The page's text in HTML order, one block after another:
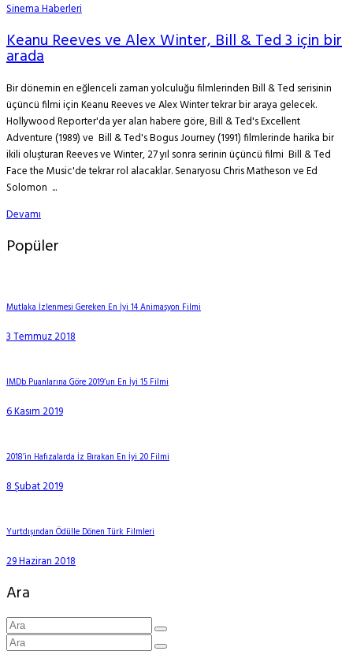
Sinema Haberleri
Keanu Reeves ve Alex Winter, Bill & Ted 3 için bir
arada
Bir dönemin en eğlenceli zaman yolculuğu filmlerinden Bill & Ted serisinin
üçüncü filmi için Keanu Reeves ve Alex Winter tekrar bir araya gelecek.
Hollywood Reporter'da yer alan habere göre, Bill & Ted's Excellent
Adventure (1989) ve Bill & Ted's Bogus Journey (1991) filmlerinde harika bir
ikili oluşturan Reeves ve Winter, 27 yıl sonra serinin üçüncü filmi Bill & Ted
Face the Music'de tekrar rol alacaklar. Senaryosu Chris Matheson ve Ed
Solomon ...
Devamı
Popüler
Mutlaka İzlenmesi Gereken En İyi 14 Animasyon Filmi
3 Temmuz 2018
IMDb Puanlarına Göre 2019’un En İyi 15 Filmi
6 Kasım 2019
2018’in Hafızalarda İz Bırakan En İyi 20 Filmi
8 Şubat 2019
Yurtdışından Ödülle Dönen Türk Filmleri
29 Haziran 2018
Ara